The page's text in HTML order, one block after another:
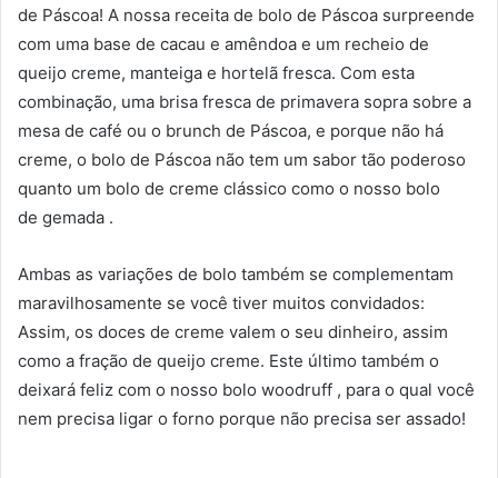
de Páscoa! A nossa receita de bolo de Páscoa surpreende
com uma base de cacau e amêndoa e um recheio de
queijo creme, manteiga e hortelã fresca. Com esta
combinação, uma brisa fresca de primavera sopra sobre a
mesa de café ou o brunch de Páscoa, e porque não há
creme, o bolo de Páscoa não tem um sabor tão poderoso
quanto um bolo de creme clássico como o nosso bolo
de gemada .
Ambas as variações de bolo também se complementam
maravilhosamente se você tiver muitos convidados:
Assim, os doces de creme valem o seu dinheiro, assim
como a fração de queijo creme. Este último também o
deixará feliz com o nosso bolo woodruff , para o qual você
nem precisa ligar o forno porque não precisa ser assado!